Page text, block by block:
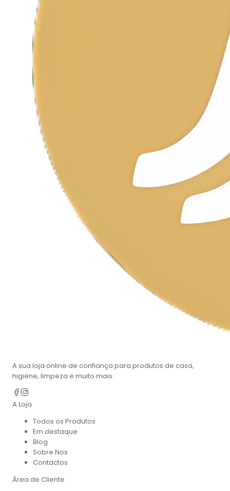
A sua loja online de confiança para produtos de casa,
higiene, limpeza e muito mais.
A Loja
Todos os Produtos
Em destaque
Blog
Sobre Nos
Contactos
Área de Cliente